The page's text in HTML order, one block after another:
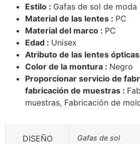
Estilo : Gafas de sol de moda
Material de las lentes : PC
Material del marco : PC
Edad : Unisex
Atributo de las lentes
Color de la montura : Negro
Proporcionar servicio de
fabricación de muestras :
muestras, Fabricación de
DISEÑO Gafas de sol